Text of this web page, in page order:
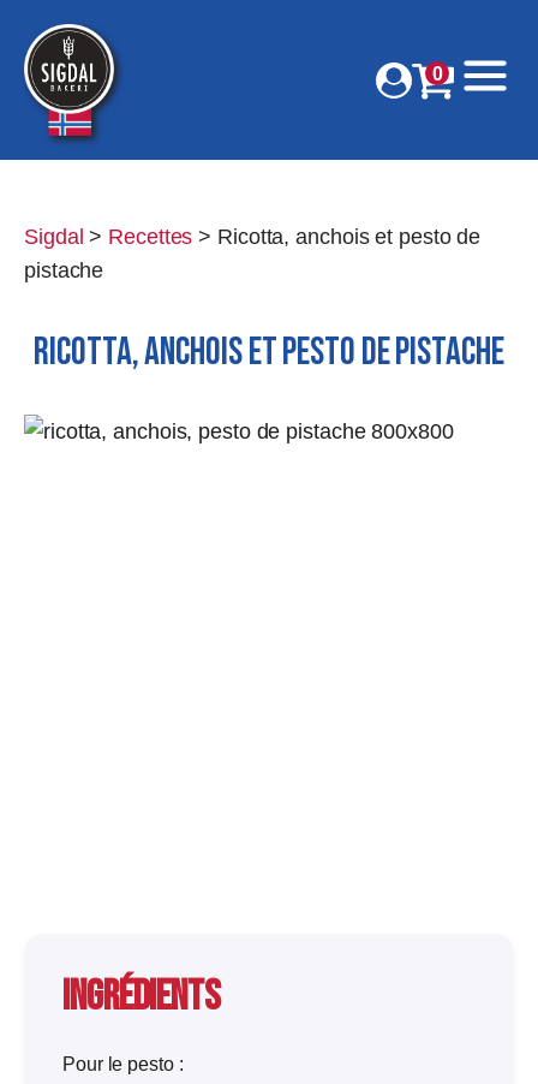
0
Sigdal > Recettes > Ricotta, anchois et pesto de
pistache
RICOTTA, ANCHOIS ET PESTO DE PISTACHE
Ingrédients
Pour le pesto :